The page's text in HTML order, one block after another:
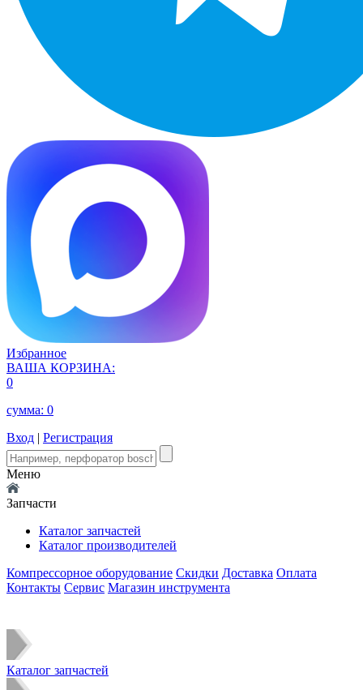
Избранное
ВАША КОРЗИНА:
0
сумма: 0
Вход | Регистрация
Меню
Запчасти
Каталог запчастей
Каталог производителей
Компрессорное оборудование Скидки Доставка Оплата
Контакты Сервис Магазин инструмента
Каталог запчастей